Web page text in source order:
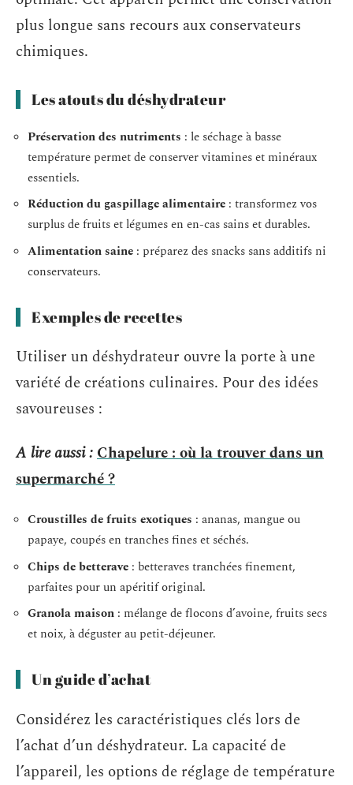
plus longue sans recours aux conservateurs
chimiques.
Les atouts du déshydrateur
Préservation des nutriments : le séchage à basse
température permet de conserver vitamines et minéraux
essentiels.
Réduction du gaspillage alimentaire : transformez vos
surplus de fruits et légumes en en-cas sains et durables.
Alimentation saine : préparez des snacks sans additifs ni
conservateurs.
Exemples de recettes
Utiliser un déshydrateur ouvre la porte à une
variété de créations culinaires. Pour des idées
savoureuses :
A lire aussi :Chapelure : où la trouver dans un
supermarché ?
Croustilles de fruits exotiques : ananas, mangue ou
papaye, coupés en tranches fines et séchés.
Chips de betterave : betteraves tranchées finement,
parfaites pour un apéritif original.
Granola maison : mélange de flocons d’avoine, fruits secs
et noix, à déguster au petit-déjeuner.
Un guide d’achat
Considérez les caractéristiques clés lors de
l’achat d’un déshydrateur. La capacité de
l’appareil, les options de réglage de température